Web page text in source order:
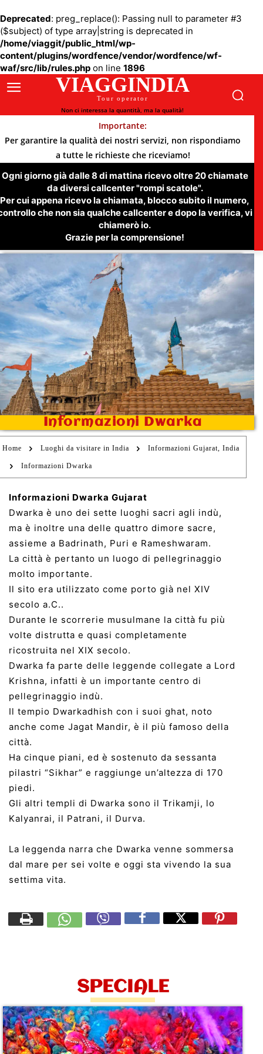
Deprecated: preg_replace(): Passing null to parameter #3
($subject) of type array|string is deprecated in
/home/viaggit/public_html/wp-
content/plugins/wordfence/vendor/wordfence/wf-
waf/src/lib/rules.php on line 1896
VIAGGINDIA
Tour operator
Non ci interessa la quantità, ma la qualità!
Importante:
Per garantire la qualità dei nostri servizi, non rispondiamo
a tutte le richieste che riceviamo!
Ogni giorno già dalle 8 di mattina ricevo oltre 20 chiamate
da diversi callcenter "rompi scatole".
Per cui appena ricevo la chiamata, blocco subito il numero,
che non sia qualche callcenter e dopo la verifica, vi
chiamerò io.
Grazie per la comprensione!
Informazioni Dwarka
Home Luoghi da visitare in India Informazioni Gujarat, India
Informazioni Dwarka
Informazioni Dwarka Gujarat
Dwarka è uno dei sette luoghi sacri agli indù,
ma è inoltre una delle quattro dimore sacre,
assieme a Badrinath, Puri e Rameshwaram.
La città è pertanto un luogo di pellegrinaggio
molto importante.
Il sito era utilizzato come porto già nel XIV
secolo a.C..
Durante le scorrerie musulmane la città fu più
volte distrutta e quasi completamente
ricostruita nel XIX secolo.
Dwarka fa parte delle leggende collegate a Lord
Krishna, infatti è un importante centro di
pellegrinaggio indù.
Il tempio Dwarkadhish con i suoi ghat, noto
anche come Jagat Mandir, è il più famoso della
città.
Ha cinque piani, ed è sostenuto da sessanta
pilastri “Sikhar” e raggiunge un’altezza di 170
piedi.
Gli altri templi di Dwarka sono il Trikamji, lo
Kalyanrai, il Patrani, il Durva.
La leggenda narra che Dwarka venne sommersa
dal mare per sei volte e oggi sta vivendo la sua
settima vita.
SPECIALE